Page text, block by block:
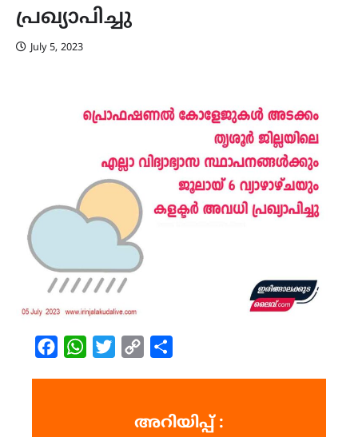
പ്രഖ്യാപിച്ചു
July 5, 2023
FacebookWhatsAppTwitterCopy
അറിയിപ്പ് :